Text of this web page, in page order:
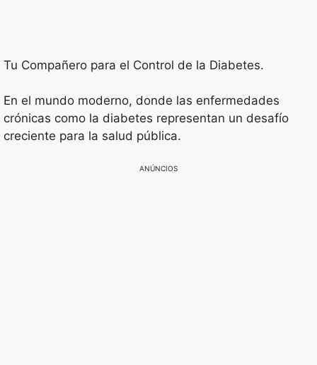
Tu Compañero para el Control de la Diabetes.
En el mundo moderno, donde las enfermedades
crónicas como la diabetes representan un desafío
creciente para la salud pública.
ANÚNCIOS